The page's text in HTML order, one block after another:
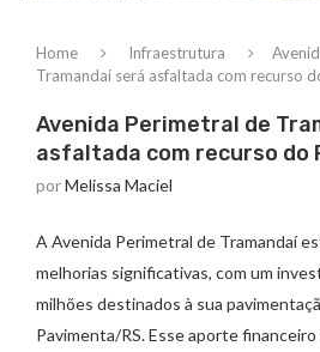
Home Infraestrutura
Tramandaí será asfaltada com recurso
Avenida Perimetral de
asfaltada com recurso do
porMelissa Maciel
A Avenida Perimetral de Tramandaí
melhorias significativas, com um
milhões destinados à sua
Pavimenta/RS. Esse aporte